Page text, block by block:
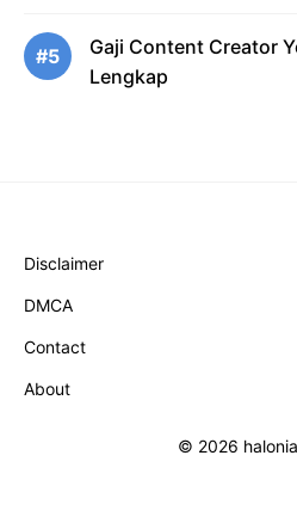
#5
Gaji Content Creator
Lengkap
Disclaimer
DMCA
Contact
About
© 2026